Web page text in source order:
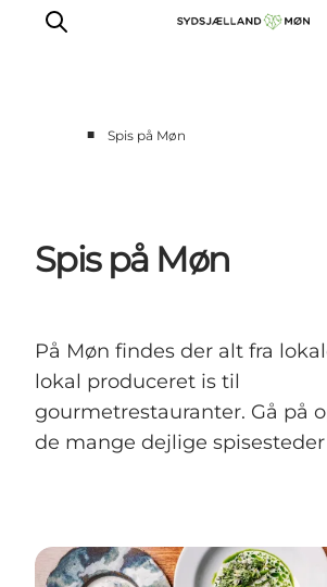
Events
Spis
Planlæg din tur
■ Spis på Møn
Spis på Møn
På Møn findes der alt fra
lokal produceret is til
gourmetrestauranter. Gå på
de mange dejlige spisesteder